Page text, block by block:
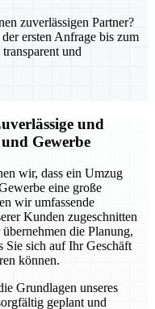
zuverlässigen Partner?
ersten Anfrage bis zum
und
und
Gewerbe
wir, dass ein Umzug
eine große
wir umfassende
Kunden zugeschnitten
die Planung,
Sie sich auf Ihr Geschäft
können.
Grundlagen unseres
geplant und